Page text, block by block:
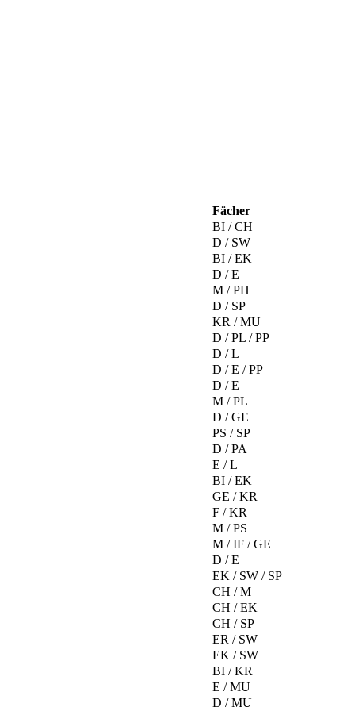
Fächer
BI / CH
D / SW
BI / EK
D / E
M / PH
D / SP
KR / MU
D / PL / PP
D / L
D / E / PP
D / E
M / PL
D / GE
PS / SP
D / PA
E / L
BI / EK
GE / KR
F / KR
M / PS
M / IF / GE
D / E
EK / SW / SP
CH / M
CH / EK
CH / SP
ER / SW
EK / SW
BI / KR
E / MU
D / MU